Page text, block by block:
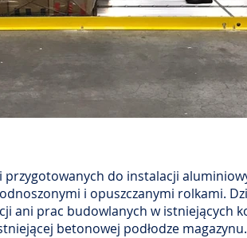
przygotowanych do instalacji
i opuszczanymi rolkami.
ani prac budowlanych w istniejących
betonowej podłodze magazynu.